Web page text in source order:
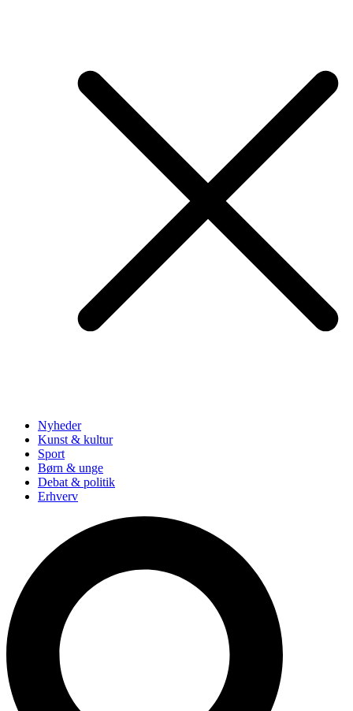
Nyheder
Kunst & kultur
Sport
Børn & unge
Debat & politik
Erhverv